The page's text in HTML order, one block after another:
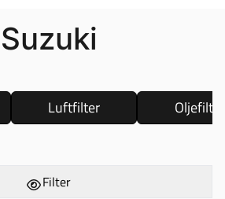
Suzuki
Luftfilter Oljefilter
Filter